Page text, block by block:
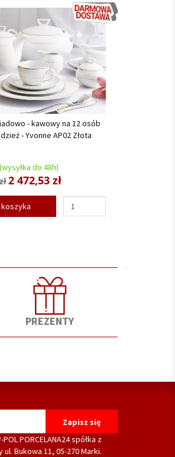
- kawowy na 12 osób
- Yvonne AP02 Złota
do 48h)
2 472,53 zł
koszyka
PREZENTY
PORCELANA24 spółka z
Bukowa 11, 05-270 Marki.